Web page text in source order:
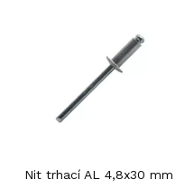
Nit trhací AL 4,8x30 mm